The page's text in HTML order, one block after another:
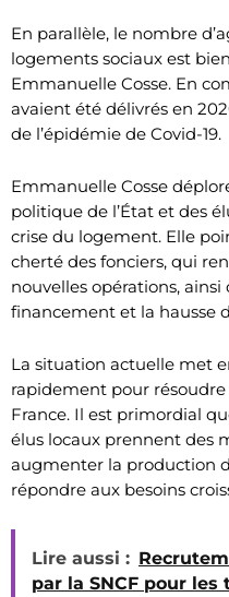
En parallèle, le nombre
logements sociaux est
Emmanuelle Cosse. En
avaient été délivrés en
de l’épidémie de Covid-19.
Emmanuelle Cosse
politique de l’État et des
crise du logement. Elle
cherté des fonciers, qui
nouvelles opérations, ainsi
financement et la hausse
La situation actuelle met
rapidement pour
France. Il est primordial
élus locaux prennent des
augmenter la production
répondre aux besoins
Lire aussi :
par la SNCF pour